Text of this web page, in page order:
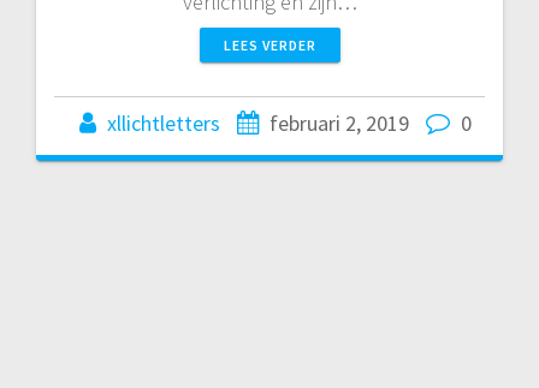
LEES VERDER
xllichtletters februari 2, 2019 0